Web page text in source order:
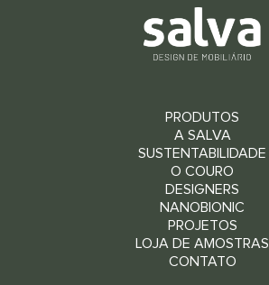
PRODUTOS
A SALVA
SUSTENTABILIDADE
O COURO
DESIGNERS
NANOBIONIC
PROJETOS
LOJA DE AMOSTRAS
CONTATO